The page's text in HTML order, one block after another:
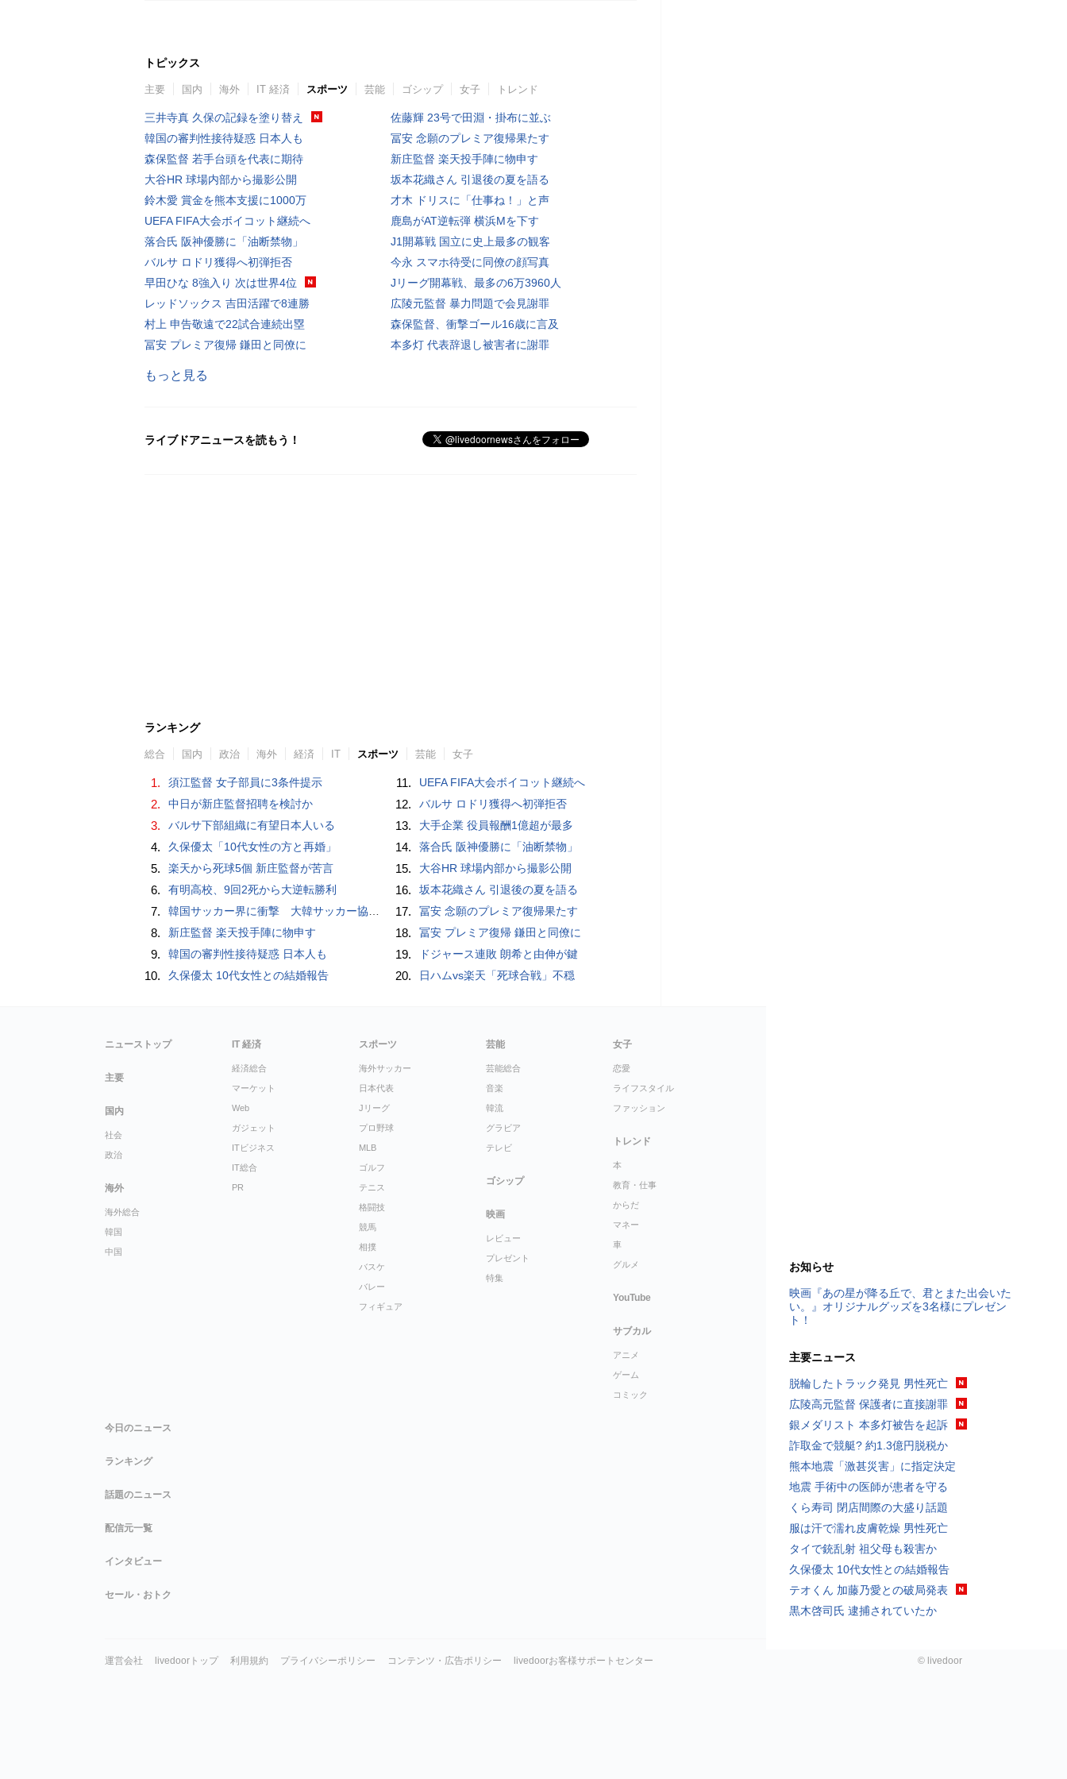
トピックス
主要 国内 海外 IT 経済 スポーツ 芸能 ゴシップ 女子 トレンド
三井寺真 久保の記録を塗り替え
韓国の審判性接待疑惑 日本人も
森保監督 若手台頭を代表に期待
大谷HR 球場内部から撮影公開
鈴木愛 賞金を熊本支援に1000万
UEFA FIFA大会ボイコット継続へ
落合氏 阪神優勝に「油断禁物」
バルサ ロドリ獲得へ初弾拒否
早田ひな 8強入り 次は世界4位
レッドソックス 吉田活躍で8連勝
村上 申告敬遠で22試合連続出塁
冨安 プレミア復帰 鎌田と同僚に
佐藤輝 23号で田淵・掛布に並ぶ
冨安 念願のプレミア復帰果たす
新庄監督 楽天投手陣に物申す
坂本花織さん 引退後の夏を語る
才木 ドリスに「仕事ね！」と声
鹿島がAT逆転弾 横浜Mを下す
J1開幕戦 国立に史上最多の観客
今永 スマホ待受に同僚の顔写真
Jリーグ開幕戦、最多の6万3960人
広陵元監督 暴力問題で会見謝罪
森保監督、衝撃ゴール16歳に言及
本多灯 代表辞退し被害者に謝罪
もっと見る
ライブドアニュースを読もう！
ランキング
総合 国内 政治 海外 経済 IT スポーツ 芸能 女子
1. 須江監督 女子部員に3条件提示
2. 中日が新庄監督招聘を検討か
3. バルサ下部組織に有望日本人いる
4. 久保優太「10代女性の方と再婚」
5. 楽天から死球5個 新庄監督が苦言
6. 有明高校、9回2死から大逆転勝利
7. 韓国サッカー界に衝撃 大韓サッカー協会に外国人審判への“性的接待”疑惑 韓国メディアが報道
8. 新庄監督 楽天投手陣に物申す
9. 韓国の審判性接待疑惑 日本人も
10. 久保優太 10代女性との結婚報告
11. UEFA FIFA大会ボイコット継続へ
12. バルサ ロドリ獲得へ初弾拒否
13. 大手企業 役員報酬1億超が最多
14. 落合氏 阪神優勝に「油断禁物」
15. 大谷HR 球場内部から撮影公開
16. 坂本花織さん 引退後の夏を語る
17. 冨安 念願のプレミア復帰果たす
18. 冨安 プレミア復帰 鎌田と同僚に
19. ドジャース連敗 朗希と由伸が鍵
20. 日ハムvs楽天「死球合戦」不穏
お知らせ
映画『あの星が降る丘で、君とまた出会いた
い。』オリジナルグッズを3名様にプレゼン
ト！
主要ニュース
脱輪したトラック発見 男性死亡
広陵高元監督 保護者に直接謝罪
銀メダリスト 本多灯被告を起訴
詐取金で競艇? 約1.3億円脱税か
熊本地震「激甚災害」に指定決定
地震 手術中の医師が患者を守る
くら寿司 閉店間際の大盛り話題
服は汗で濡れ皮膚乾燥 男性死亡
タイで銃乱射 祖父母も殺害か
久保優太 10代女性との結婚報告
テオくん 加藤乃愛との破局発表
黒木啓司氏 逮捕されていたか
ニューストップ
主要
国内
社会
政治
海外
海外総合
韓国
中国
IT 経済
経済総合
マーケット
Web
ガジェット
ITビジネス
IT総合
PR
スポーツ
海外サッカー
日本代表
Jリーグ
プロ野球
MLB
ゴルフ
テニス
格闘技
競馬
相撲
バスケ
バレー
フィギュア
芸能
芸能総合
音楽
韓流
グラビア
テレビ
ゴシップ
映画
レビュー
プレゼント
特集
女子
恋愛
ライフスタイル
ファッション
トレンド
本
教育・仕事
からだ
マネー
車
グルメ
YouTube
サブカル
アニメ
ゲーム
コミック
今日のニュース
ランキング
話題のニュース
配信元一覧
インタビュー
セール・おトク
運営会社 livedoorトップ 利用規約 プライバシーポリシー コンテンツ・広告ポリシー livedoorお客様サポートセンター © livedoor